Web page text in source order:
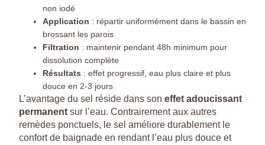
non iodé
Application : répartir uniformément dans le bassin en
brossant les parois
Filtration : maintenir pendant 48h minimum pour
dissolution complète
Résultats : effet progressif, eau plus claire et plus
douce en 2-3 jours
L’avantage du sel réside dans son effet adoucissant
permanent sur l’eau. Contrairement aux autres
remèdes ponctuels, le sel améliore durablement le
confort de baignade en rendant l’eau plus douce et